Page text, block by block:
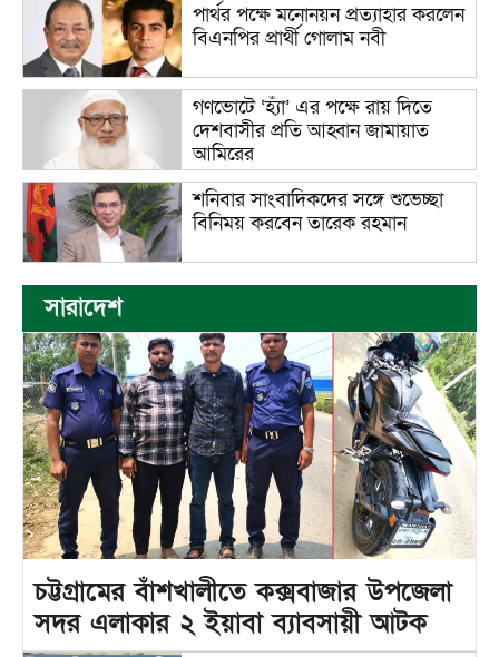
পার্থর পক্ষে মনোনয়ন প্রত্যাহার করলেন
বিএনপির প্রার্থী গোলাম নবী
গণভোটে ‘হ্যাঁ’ এর পক্ষে রায় দিতে
দেশবাসীর প্রতি আহ্বান জামায়াত
আমিরের
শনিবার সাংবাদিকদের সঙ্গে শুভেচ্ছা
বিনিময় করবেন তারেক রহমান
সারাদেশ
চট্টগ্রামের বাঁশখালীতে কক্সবাজার উপজেলা
সদর এলাকার ২ ইয়াবা ব্যাবসায়ী আটক